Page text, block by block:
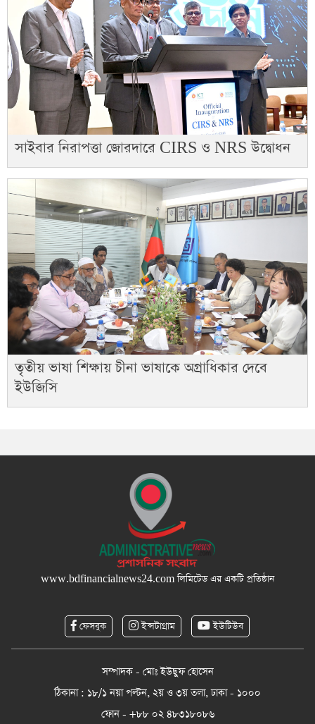
সাইবার নিরাপত্তা জোরদারে CIRS ও NRS উদ্বোধন
তৃতীয় ভাষা শিক্ষায় চীনা ভাষাকে অগ্রাধিকার দেবে
ইউজিসি
www.bdfinancialnews24.comলিমিটেড এর একটি প্রতিষ্ঠান
ফেসবুক ইন্সটাগ্রাম ইউটিউব
সম্পাদক - মোঃ ইউছুফ হোসেন
ঠিকানা : ১৮/১ নয়া পল্টন, ২য় ও ৩য় তলা, ঢাকা - ১০০০
ফোন - +৮৮ ০২ ৪৮৩১৮০৮৬